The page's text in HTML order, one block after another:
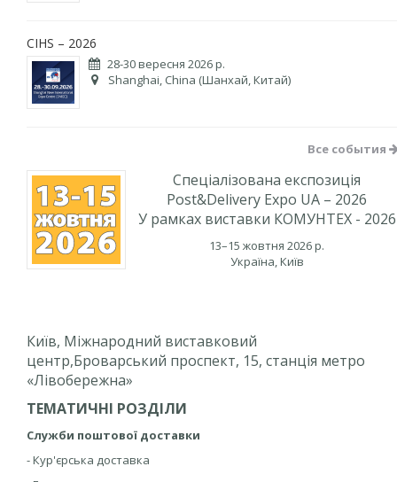
CIHS – 2026
28-30 вересня 2026 р.
Shanghai, China (Шанхай, Китай)
Все события
Спеціалізована експозиція
Post&Delivery Expo UA – 2026
У рамках виставки КОМУНТЕХ - 2026
13–15 жовтня 2026 р.
Україна, Київ
Київ, Міжнародний виставковий
центр,Броварський проспект, 15, станція метро
«Лівобережна»
ТЕМАТИЧНІ РОЗДІЛИ
Служби поштової доставки
- Кур'єрська доставка